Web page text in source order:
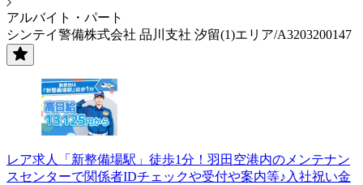
アルバイト・パート
シンテイ警備株式会社 品川支社 汐留(1)エリア/A3203200147
レア求人「新整備場駅」徒歩1分！羽田空港内のメンテナン
スセンターで関係者IDチェックや受付や案内等♪入社祝い金